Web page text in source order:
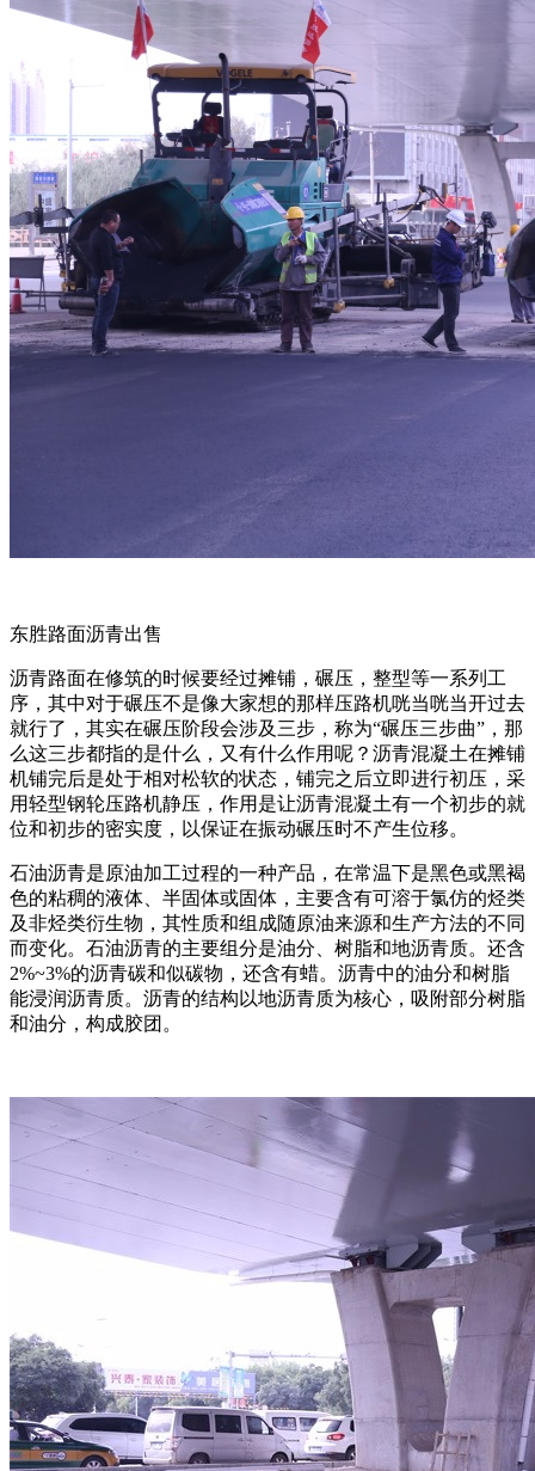
东胜路面沥青出售
沥青路面在修筑的时候要经过摊铺，碾压，整型等一系列工
序，其中对于碾压不是像大家想的那样压路机咣当咣当开过去
就行了，其实在碾压阶段会涉及三步，称为“碾压三步曲”，那
么这三步都指的是什么，又有什么作用呢？沥青混凝土在摊铺
机铺完后是处于相对松软的状态，铺完之后立即进行初压，采
用轻型钢轮压路机静压，作用是让沥青混凝土有一个初步的就
位和初步的密实度，以保证在振动碾压时不产生位移。
石油沥青是原油加工过程的一种产品，在常温下是黑色或黑褐
色的粘稠的液体、半固体或固体，主要含有可溶于氯仿的烃类
及非烃类衍生物，其性质和组成随原油来源和生产方法的不同
而变化。石油沥青的主要组分是油分、树脂和地沥青质。还含
2%~3%的沥青碳和似碳物，还含有蜡。沥青中的油分和树脂
能浸润沥青质。沥青的结构以地沥青质为核心，吸附部分树脂
和油分，构成胶团。